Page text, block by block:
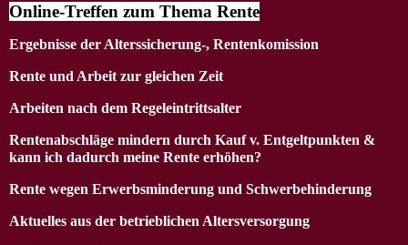
Online-Treffen zum Thema Rente
Ergebnisse der Alterssicherung-, Rentenkomission
Rente und Arbeit zur gleichen Zeit
Arbeiten nach dem Regeleintrittsalter
Rentenabschläge mindern durch Kauf v. Entgeltpunkten &
kann ich dadurch meine Rente erhöhen?
Rente wegen Erwerbsminderung und Schwerbehinderung
Aktuelles aus der betrieblichen Altersversorgung